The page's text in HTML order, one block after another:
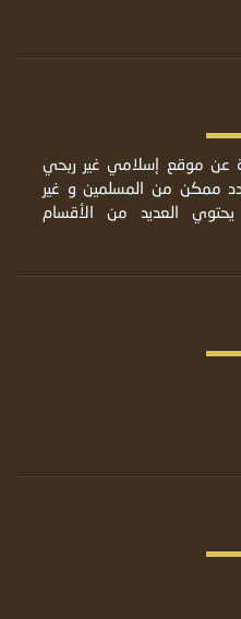
عن موقع إسلامي غير ربحي
ممكن من المسلمين و غير
العديد من الأقسام